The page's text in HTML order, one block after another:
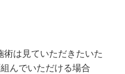
術は見ていただきたいた
んでいただける場合